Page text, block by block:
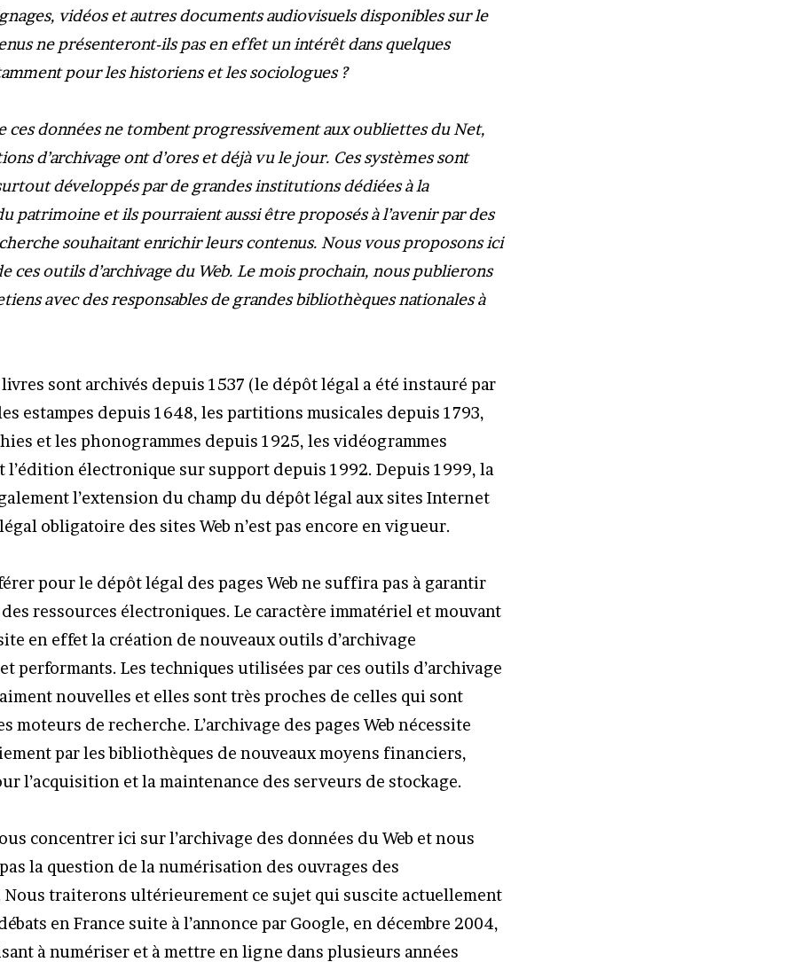
vidéos et autres documents audiovisuels disponibles sur le
ne présenteront-ils pas en effet un intérêt dans quelques
pour les historiens et les sociologues ?
ces données ne tombent progressivement aux oubliettes du Net,
d’archivage ont d’ores et déjà vu le jour. Ces systèmes sont
développés par de grandes institutions dédiées à la
patrimoine et ils pourraient aussi être proposés à l’avenir par des
souhaitant enrichir leurs contenus. Nous vous proposons ici
ces outils d’archivage du Web. Le mois prochain, nous publierons
avec des responsables de grandes bibliothèques nationales à
livres sont archivés depuis 1537 (le dépôt légal a été instauré par
estampes depuis 1648, les partitions musicales depuis 1793,
et les phonogrammes depuis 1925, les vidéogrammes
l’édition électronique sur support depuis 1992. Depuis 1999, la
l’extension du champ du dépôt légal aux sites Internet
obligatoire des sites Web n’est pas encore en vigueur.
pour le dépôt légal des pages Web ne suffira pas à garantir
ressources électroniques. Le caractère immatériel et mouvant
en effet la création de nouveaux outils d’archivage
performants. Les techniques utilisées par ces outils d’archivage
nouvelles et elles sont très proches de celles qui sont
moteurs de recherche. L’archivage des pages Web nécessite
par les bibliothèques de nouveaux moyens financiers,
l’acquisition et la maintenance des serveurs de stockage.
concentrer ici sur l’archivage des données du Web et nous
la question de la numérisation des ouvrages des
Nous traiterons ultérieurement ce sujet qui suscite actuellement
en France suite à l’annonce par Google, en décembre 2004,
à numériser et à mettre en ligne dans plusieurs années